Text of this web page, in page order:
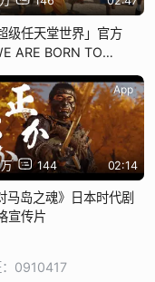
级任天堂世界」官方
ARE BORN TO
144 02:14
App
马岛之魂》日本时代剧
宣传片
：0910417